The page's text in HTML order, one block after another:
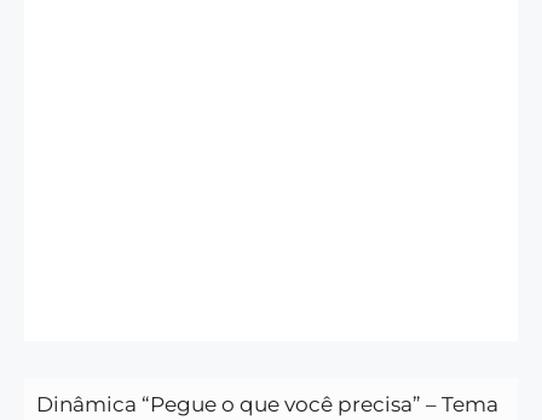
Dinâmica “Pegue o que você precisa” – Tema